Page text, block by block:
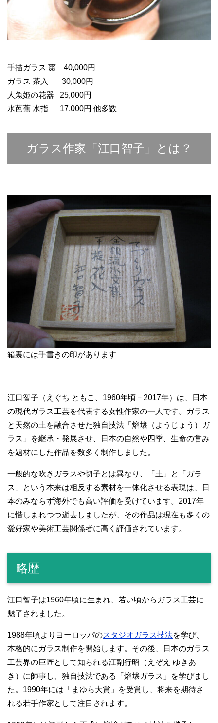
手描ガラス 棗 40,000円
ガラス 茶入 30,000円
人魚姫の花器 25,000円
水芭蕉 水指 17,000円 他多数
ガラス作家「江口智子」とは？
箱裏には手書きの印があります
江口智子（えぐち ともこ、1960年頃－2017年）は、日本
の現代ガラス工芸を代表する女性作家の一人です。ガラス
と天然の土を融合させた独自技法「熔壌（ようじょう）ガ
ラス」を継承・発展させ、日本の自然や四季、生命の営み
を題材にした作品を数多く制作しました。
一般的な吹きガラスや切子とは異なり、「土」と「ガラ
ス」という本来は相反する素材を一体化させる表現は、日
本のみならず海外でも高い評価を受けています。2017年
に惜しまれつつ逝去しましたが、その作品は現在も多くの
愛好家や美術工芸関係者に高く評価されています。
略歴
江口智子は1960年頃に生まれ、若い頃からガラス工芸に
魅了されました。
1988年頃よりヨーロッパのスタジオガラス技法を学び、
本格的にガラス制作を開始します。その後、日本のガラス
工芸界の巨匠として知られる江副行昭（えぞえ ゆきあ
き）に師事し、独自技法である「熔壌ガラス」を学びまし
た。1990年には「まゆら大賞」を受賞し、将来を期待さ
れる若手作家として注目されます。